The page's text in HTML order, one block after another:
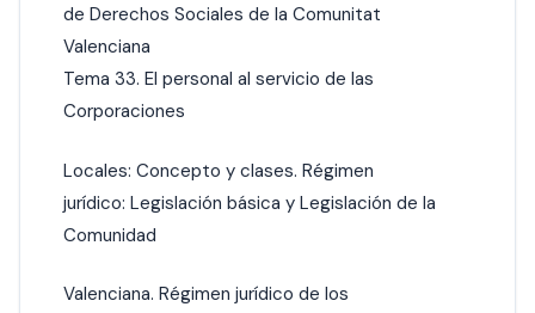
de Derechos Sociales de la Comunitat
Valenciana
Tema 33. El personal al servicio de las
Corporaciones
Locales: Concepto y clases. Régimen
jurídico: Legislación básica y Legislación de la
Comunidad
Valenciana. Régimen jurídico de los